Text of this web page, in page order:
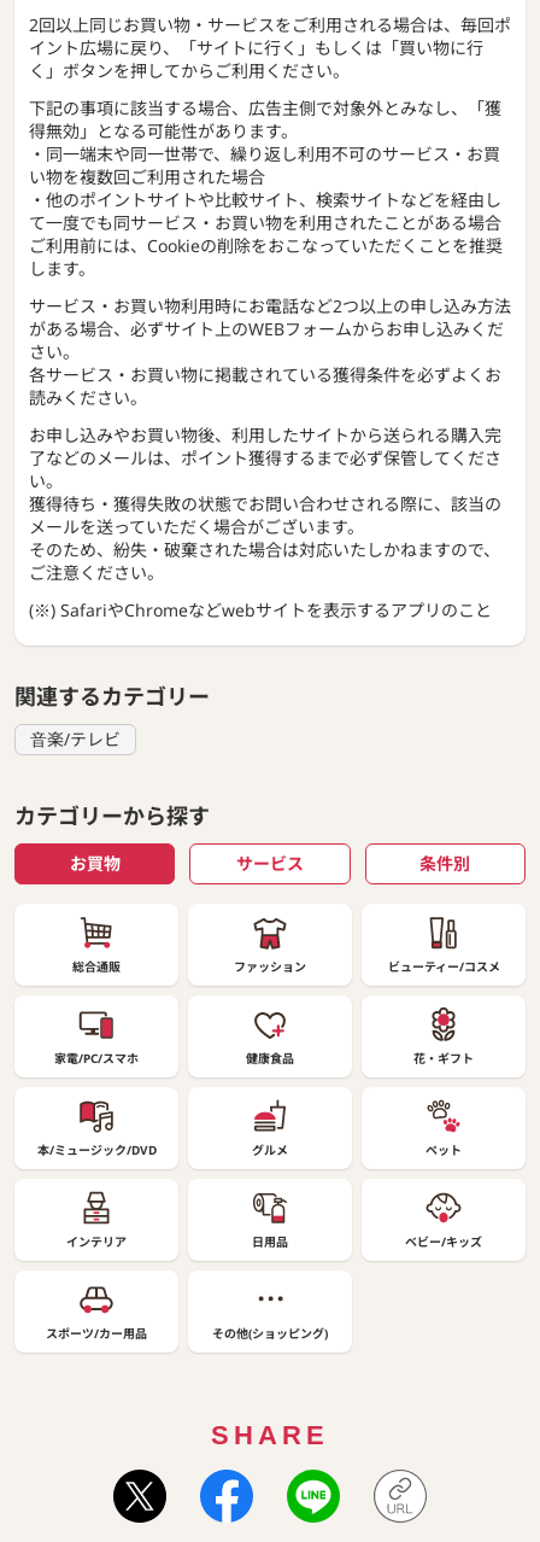
2回以上同じお買い物・サービスをご利用される場合は、毎回ポ
イント広場に戻り、「サイトに行く」もしくは「買い物に行
く」ボタンを押してからご利用ください。
下記の事項に該当する場合、広告主側で対象外とみなし、「獲
得無効」となる可能性があります。
・同一端末や同一世帯で、繰り返し利用不可のサービス・お買
い物を複数回ご利用された場合
・他のポイントサイトや比較サイト、検索サイトなどを経由し
て一度でも同サービス・お買い物を利用されたことがある場合
ご利用前には、Cookieの削除をおこなっていただくことを推奨
します。
サービス・お買い物利用時にお電話など2つ以上の申し込み方法
がある場合、必ずサイト上のWEBフォームからお申し込みくだ
さい。
各サービス・お買い物に掲載されている獲得条件を必ずよくお
読みください。
お申し込みやお買い物後、利用したサイトから送られる購入完
了などのメールは、ポイント獲得するまで必ず保管してくださ
い。
獲得待ち・獲得失敗の状態でお問い合わせされる際に、該当の
メールを送っていただく場合がございます。
そのため、紛失・破棄された場合は対応いたしかねますので、
ご注意ください。
(※) SafariやChromeなどwebサイトを表示するアプリのこと
関連するカテゴリー
音楽/テレビ
カテゴリーから探す
お買物 サービス 条件別
総合通販 ファッション ビューティー/コスメ
家電/PC/スマホ 健康食品 花・ギフト
本/ミュージック/DVD グルメ ペット
インテリア 日用品 ベビー/キッズ
スポーツ/カー用品 その他(ショッピング)
SHARE